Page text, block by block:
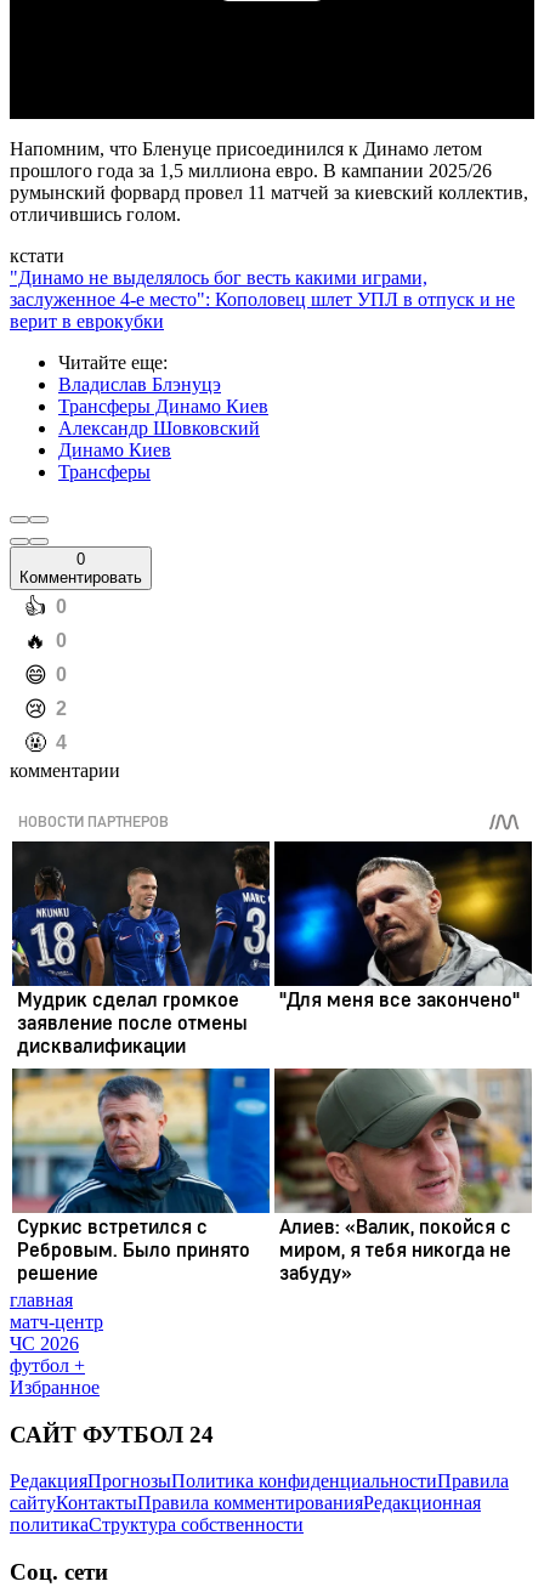
Напомним, что Бленуце присоединился к Динамо летом
прошлого года за 1,5 миллиона евро. В кампании 2025/26
румынский форвард провел 11 матчей за киевский коллектив,
отличившись голом.
кстати
"Динамо не выделялось бог весть какими играми,
заслуженное 4-е место": Кополовец шлет УПЛ в отпуск и не
верит в еврокубки
Читайте еще:
Владислав Блэнуцэ
Трансферы Динамо Киев
Александр Шовковский
Динамо Киев
Трансферы
0
Комментировать
️👍 0
️🔥 0
️😄 0
️😢 2
️🤬 4
комментарии
главная
матч-центр
ЧС 2026
футбол +
Избранное
САЙТ ФУТБОЛ 24
РедакцияПрогнозыПолитика конфиденциальностиПравила
сайтуКонтактыПравила комментированияРедакционная
политикаСтруктура собственности
Соц. сети